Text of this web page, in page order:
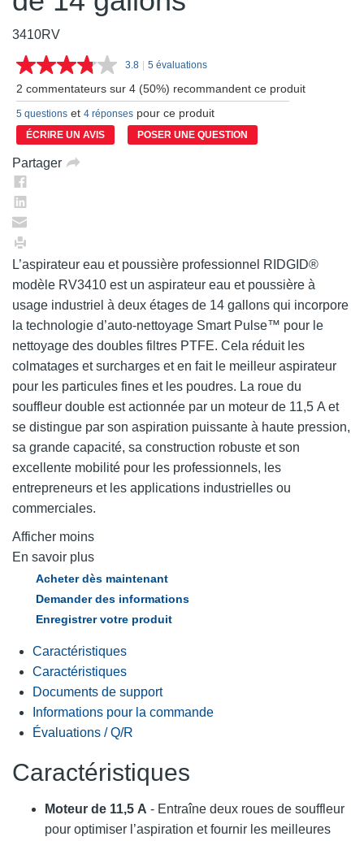
3410RV
3.8 Lire
les
5
commentaires.
Lien
vers
la
| 5 évaluations
2 commentateurs sur 4 (50%) recommandent ce produit
5 questions et 4 réponses pour ce produit
ÉCRIRE UN AVIS POSER UNE QUESTION
Partager
L’aspirateur eau et poussière professionnel RIDGID®
modèle RV3410 est un aspirateur eau et poussière à
usage industriel à deux étages de 14 gallons qui incorpore
la technologie d’auto-nettoyage Smart Pulse™ pour le
nettoyage des doubles filtres PTFE. Cela réduit les
colmatages et surcharges et en fait le meilleur aspirateur
pour les particules fines et les poudres. La roue du
souffleur double est actionnée par un moteur de 11,5 A et
se distingue par son aspiration puissante à haute pression,
sa grande capacité, sa construction robuste et son
excellente mobilité pour les professionnels, les
entrepreneurs et les applications industrielles ou
commerciales.
Afficher moins
En savoir plus
Acheter dès maintenant
Demander des informations
Enregistrer votre produit
Caractéristiques
Caractéristiques
Documents de support
Informations pour la commande
Évaluations / Q/R
Caractéristiques
Moteur de 11,5 A - Entraîne deux roues de souffleur
pour optimiser l’aspiration et fournir les meilleures